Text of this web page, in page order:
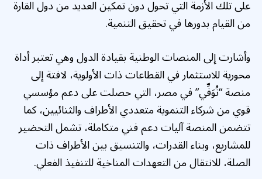
على تلك الأزمة التي تحول دون تمكين العديد من دول القارة
من القيام بدورها في تحقيق التنمية.
وأشارت إلى المنصات الوطنية بقيادة الدول وهي تعتبر أداة
محورية للاستثمار في القطاعات ذات الأولوية، لافتة إلى
منصة “نُوَفِّي” في مصر، التي حصلت على دعم مؤسسي
قوي من شركاء التنموية متعددي الأطراف والثنائيين، كما
تتضمن المنصة آليات دعم فني متكاملة، تشمل التحضير
للمشاريع، وبناء القدرات، والتنسيق بين الأطراف ذات
الصلة، للانتقال من التعهدات المناخية للتنفيذ الفعلي.